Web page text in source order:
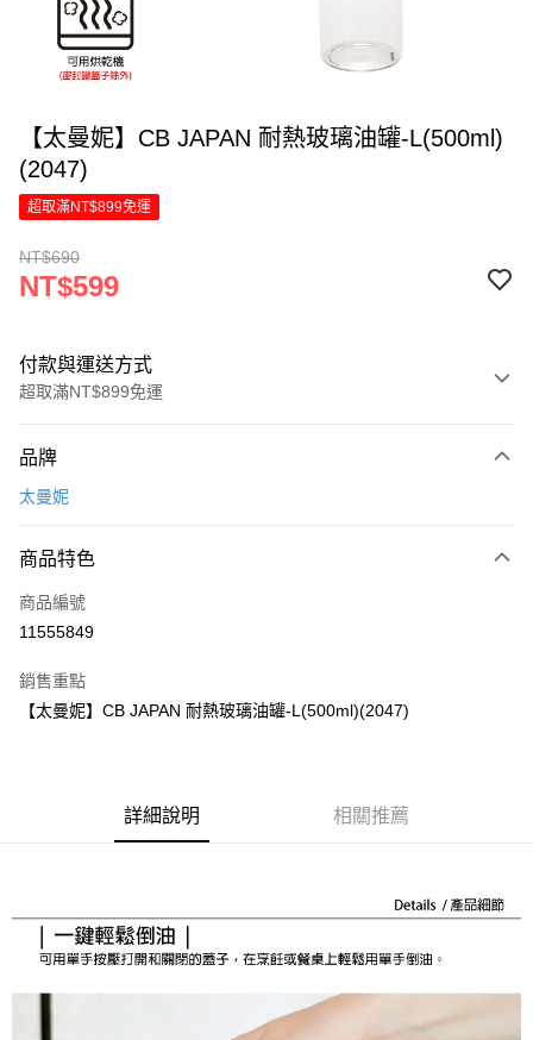
【太曼妮】CB JAPAN 耐熱玻璃油罐-L(500ml)
(2047)
超取滿NT$899免運
NT$690
NT$599
付款與運送方式
超取滿NT$899免運
信用卡一次付款
Apple Pay
街口支付
Google Pay
流程，驗證手機門號後，選擇欲分期的期數、繳款截止日，確認付款後即完
成交易。
3.實際核准額度、可分期數及費用金額請依後續交易確認頁面所載為準。
4.訂單成立30分鐘內，如未前往確認交易或遇審核未通過，訂單將自動取
AFTEE先享後付是「在收到商品之後才付款」的支付方式。 讓您購物簡單
便利好安心！
２．便利：只要手機號碼，簡訊認證，即可結帳。
３．安心：先確認商品／服務後，再付款。
ATM付款
品牌
太曼妮
商品特色
商品編號
11555849
銷售重點
【太曼妮】CB JAPAN 耐熱玻璃油罐-L(500ml)(2047)
詳細說明 相關推薦